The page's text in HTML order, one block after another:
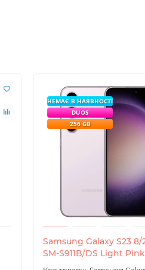
Samsung Galaxy S23 8/
SM-S911B/DS Light Pink
НЕМАЄ В НАЯВНОСТІ
DUOS
256 GB